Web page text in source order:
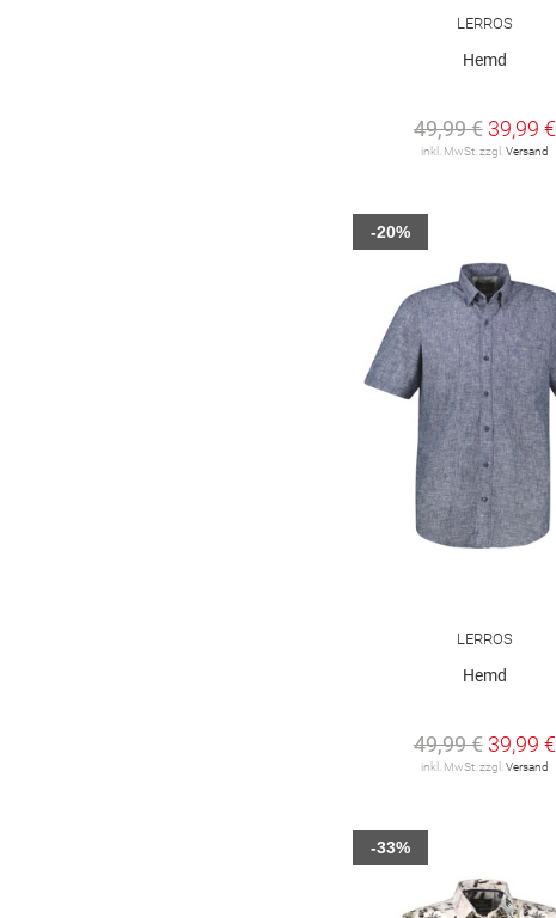
LERROS
Hemd
49,99 € 39,99 €
inkl. MwSt. zzgl. Versand
LERROS
Hemd
49,99 € 39,99 €
inkl. MwSt. zzgl. Versand
-20%
-33%